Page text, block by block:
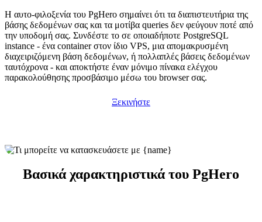
Η αυτο-φιλοξενία του PgHero σημαίνει ότι τα διαπιστευτήρια της
βάσης δεδομένων σας και τα μοτίβα queries δεν φεύγουν ποτέ από
την υποδομή σας. Συνδέστε το σε οποιαδήποτε PostgreSQL
instance - ένα container στον ίδιο VPS, μια απομακρυσμένη
διαχειριζόμενη βάση δεδομένων, ή πολλαπλές βάσεις δεδομένων
ταυτόχρονα - και αποκτήστε έναν μόνιμο πίνακα ελέγχου
παρακολούθησης προσβάσιμο μέσω του browser σας.
Ξεκινήστε
Βασικά χαρακτηριστικά του PgHero